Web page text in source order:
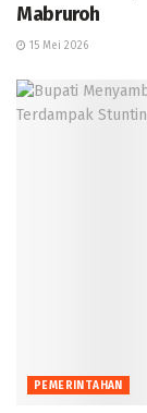
Mabruroh
15 Mei 2026
PEMERINTAHAN